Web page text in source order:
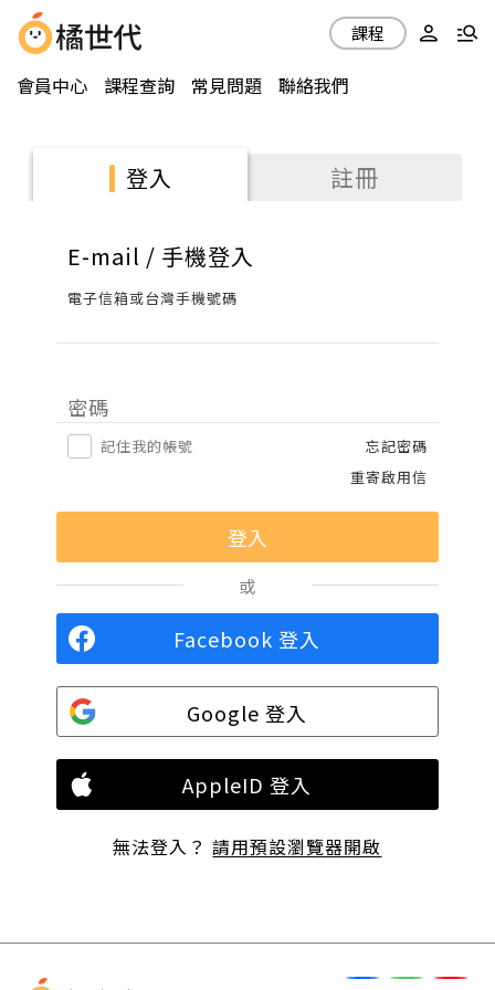
會員中心 課程查詢 常見問題 聯絡我們
課程
登入 註冊
E-mail / 手機登入
電子信箱或台灣手機號碼
密碼
記住我的帳號
忘記密碼
重寄啟用信
或
Facebook 登入
Google 登入
AppleID 登入
無法登入？請用預設瀏覽器開啟